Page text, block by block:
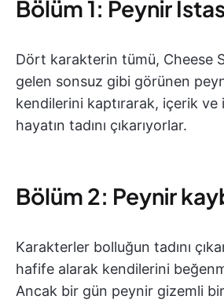
Bölüm 1: Peynir
Dört karakterin tümü, Cheese
gelen sonsuz gibi görünen
kendilerini kaptırarak, içerik ve
hayatın tadını çıkarıyorlar.
Bölüm 2: Peynir
Karakterler bolluğun tadını
hafife alarak kendilerini
Ancak bir gün peynir gizemli